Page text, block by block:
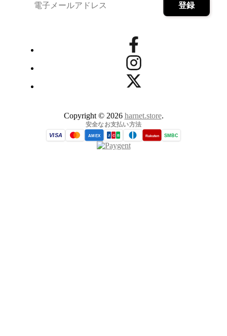
Copyright © 2026 harnet.store.
安全なお支払い方法
VISA AMEX J C B Rakuten SMBC